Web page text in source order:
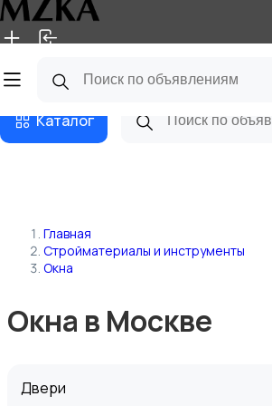
Главная Магазины
Каталог
Главная
Стройматериалы и инструменты
Окна
Окна в Москве
Двери